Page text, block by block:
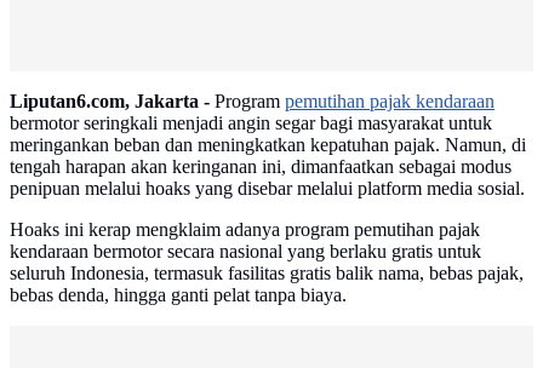
Liputan6.com, Jakarta - Program pemutihan pajak kendaraan
bermotor seringkali menjadi angin segar bagi masyarakat untuk
meringankan beban dan meningkatkan kepatuhan pajak. Namun, di
tengah harapan akan keringanan ini, dimanfaatkan sebagai modus
penipuan melalui hoaks yang disebar melalui platform media sosial.
Hoaks ini kerap mengklaim adanya program pemutihan pajak
kendaraan bermotor secara nasional yang berlaku gratis untuk
seluruh Indonesia, termasuk fasilitas gratis balik nama, bebas pajak,
bebas denda, hingga ganti pelat tanpa biaya.